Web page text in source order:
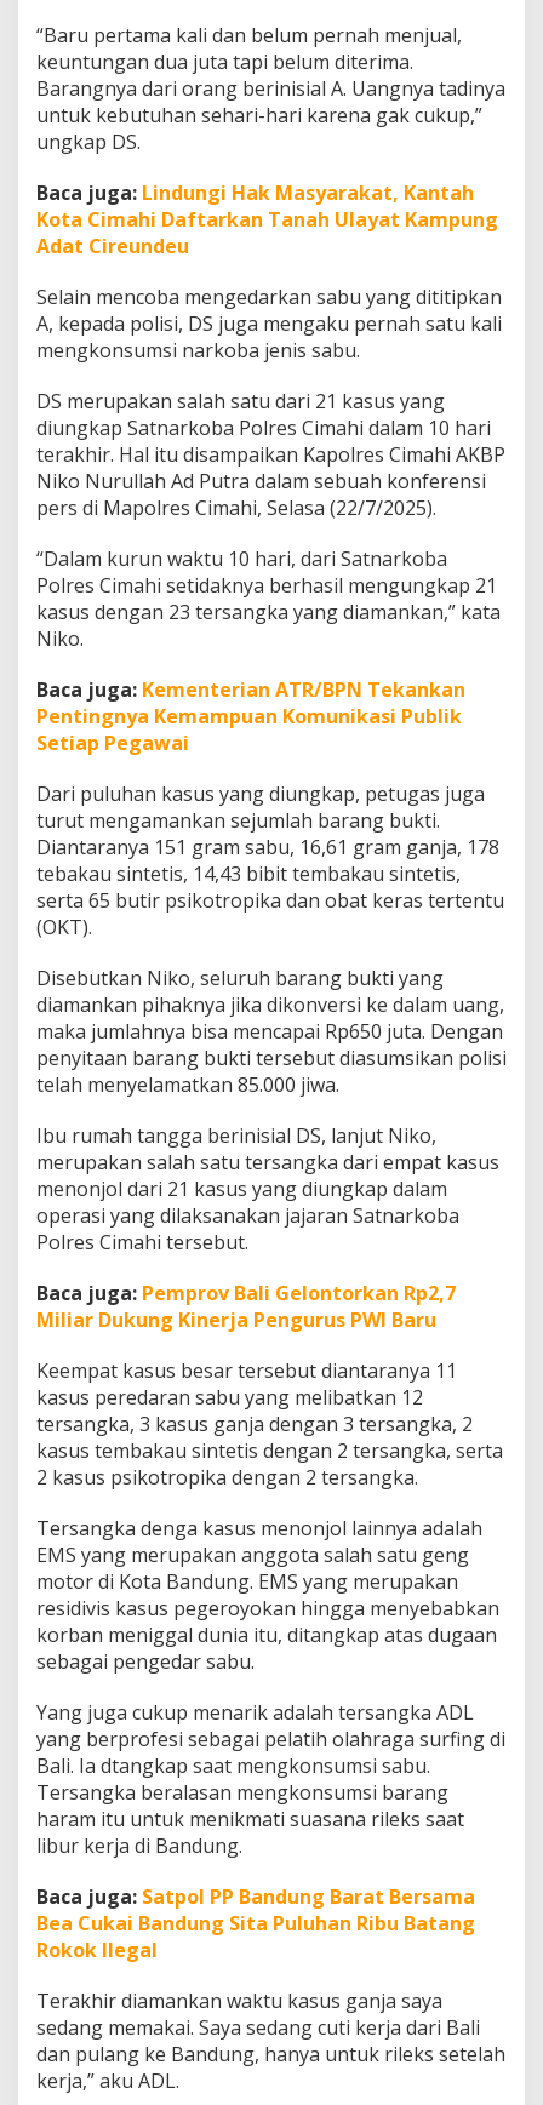
a
n
g
g
a
C
i
m
i
D
i
c
k
o
k
P
o
l
s
“Baru pertama kali dan belum pernah menjual,
keuntungan dua juta tapi belum diterima.
Barangnya dari orang berinisial A. Uangnya tadinya
untuk kebutuhan sehari-hari karena gak cukup,”
ungkap DS.
Baca juga: Lindungi Hak Masyarakat, Kantah
Kota Cimahi Daftarkan Tanah Ulayat Kampung
Adat Cireundeu
Selain mencoba mengedarkan sabu yang dititipkan
A, kepada polisi, DS juga mengaku pernah satu kali
mengkonsumsi narkoba jenis sabu.
DS merupakan salah satu dari 21 kasus yang
diungkap Satnarkoba Polres Cimahi dalam 10 hari
terakhir. Hal itu disampaikan Kapolres Cimahi AKBP
Niko Nurullah Ad Putra dalam sebuah konferensi
pers di Mapolres Cimahi, Selasa (22/7/2025).
“Dalam kurun waktu 10 hari, dari Satnarkoba
Polres Cimahi setidaknya berhasil mengungkap 21
kasus dengan 23 tersangka yang diamankan,” kata
Niko.
Baca juga: Kementerian ATR/BPN Tekankan
Pentingnya Kemampuan Komunikasi Publik
Setiap Pegawai
Dari puluhan kasus yang diungkap, petugas juga
turut mengamankan sejumlah barang bukti.
Diantaranya 151 gram sabu, 16,61 gram ganja, 178
tebakau sintetis, 14,43 bibit tembakau sintetis,
serta 65 butir psikotropika dan obat keras tertentu
(OKT).
Disebutkan Niko, seluruh barang bukti yang
diamankan pihaknya jika dikonversi ke dalam uang,
maka jumlahnya bisa mencapai Rp650 juta. Dengan
penyitaan barang bukti tersebut diasumsikan polisi
telah menyelamatkan 85.000 jiwa.
Ibu rumah tangga berinisial DS, lanjut Niko,
merupakan salah satu tersangka dari empat kasus
menonjol dari 21 kasus yang diungkap dalam
operasi yang dilaksanakan jajaran Satnarkoba
Polres Cimahi tersebut.
Baca juga: Pemprov Bali Gelontorkan Rp2,7
Miliar Dukung Kinerja Pengurus PWI Baru
Keempat kasus besar tersebut diantaranya 11
kasus peredaran sabu yang melibatkan 12
tersangka, 3 kasus ganja dengan 3 tersangka, 2
kasus tembakau sintetis dengan 2 tersangka, serta
2 kasus psikotropika dengan 2 tersangka.
Tersangka denga kasus menonjol lainnya adalah
EMS yang merupakan anggota salah satu geng
motor di Kota Bandung. EMS yang merupakan
residivis kasus pegeroyokan hingga menyebabkan
korban meniggal dunia itu, ditangkap atas dugaan
sebagai pengedar sabu.
Yang juga cukup menarik adalah tersangka ADL
yang berprofesi sebagai pelatih olahraga surfing di
Bali. Ia dtangkap saat mengkonsumsi sabu.
Tersangka beralasan mengkonsumsi barang
haram itu untuk menikmati suasana rileks saat
libur kerja di Bandung.
Baca juga: Satpol PP Bandung Barat Bersama
Bea Cukai Bandung Sita Puluhan Ribu Batang
Rokok Ilegal
Terakhir diamankan waktu kasus ganja saya
sedang memakai. Saya sedang cuti kerja dari Bali
dan pulang ke Bandung, hanya untuk rileks setelah
kerja,” aku ADL.